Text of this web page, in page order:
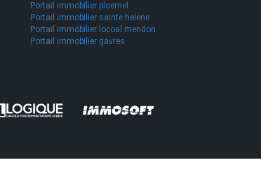
Portail immobilier ploemel
Portail immobilier sainte helene
Portail immobilier locoal mendon
Portail immobilier gavres